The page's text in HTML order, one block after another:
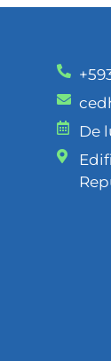
De